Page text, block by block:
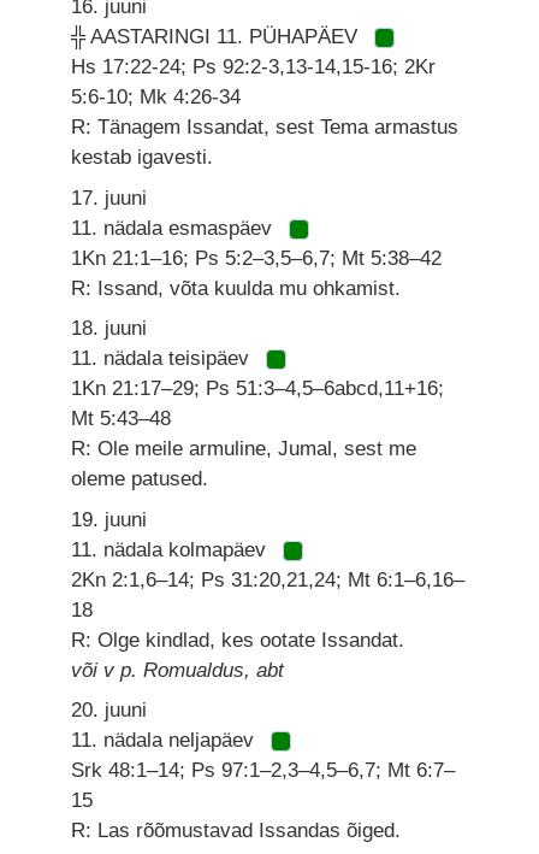
16. juuni
╬ AASTARINGI 11. PÜHAPÄEV
Hs 17:22-24; Ps 92:2-3,13-14,15-16; 2Kr
5:6-10; Mk 4:26-34
R: Tänagem Issandat, sest Tema armastus
kestab igavesti.
17. juuni
11. nädala esmaspäev
1Kn 21:1–16; Ps 5:2–3,5–6,7; Mt 5:38–42
R: Issand, võta kuulda mu ohkamist.
18. juuni
11. nädala teisipäev
1Kn 21:17–29; Ps 51:3–4,5–6abcd,11+16;
Mt 5:43–48
R: Ole meile armuline, Jumal, sest me
oleme patused.
19. juuni
11. nädala kolmapäev
2Kn 2:1,6–14; Ps 31:20,21,24; Mt 6:1–6,16–
18
R: Olge kindlad, kes ootate Issandat.
või v p. Romualdus, abt
20. juuni
11. nädala neljapäev
Srk 48:1–14; Ps 97:1–2,3–4,5–6,7; Mt 6:7–
15
R: Las rõõmustavad Issandas õiged.